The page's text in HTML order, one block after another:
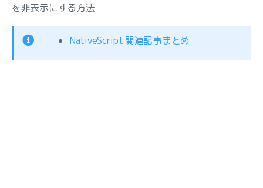
を非表示にする方法
NativeScript 関連記事まとめ